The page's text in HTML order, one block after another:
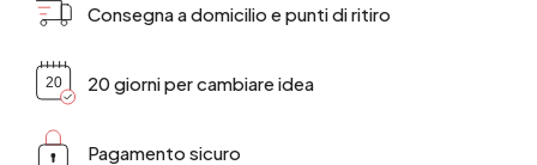
Consegna a domicilio e punti di ritiro
20 giorni per cambiare idea
Pagamento sicuro